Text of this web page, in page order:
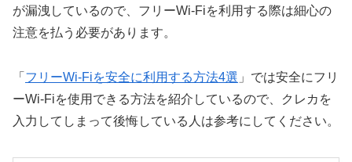
が漏洩しているので、フリーWi-Fiを利用する際は細心の
注意を払う必要があります。
「 フリーWi-Fiを安全に利用する方法4選 」では安全にフリ
ーWi-Fiを使用できる方法を紹介しているので、クレカを
入力してしまって後悔している人は参考にしてください。